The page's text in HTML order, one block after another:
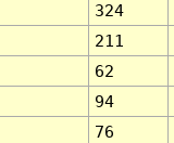
324
211
62
94
76